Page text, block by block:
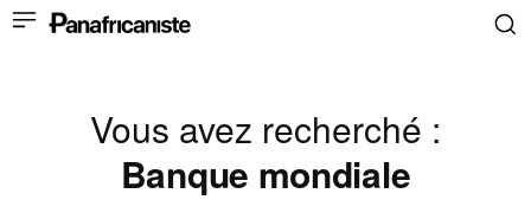
Vous avez recherché :
Banque mondiale